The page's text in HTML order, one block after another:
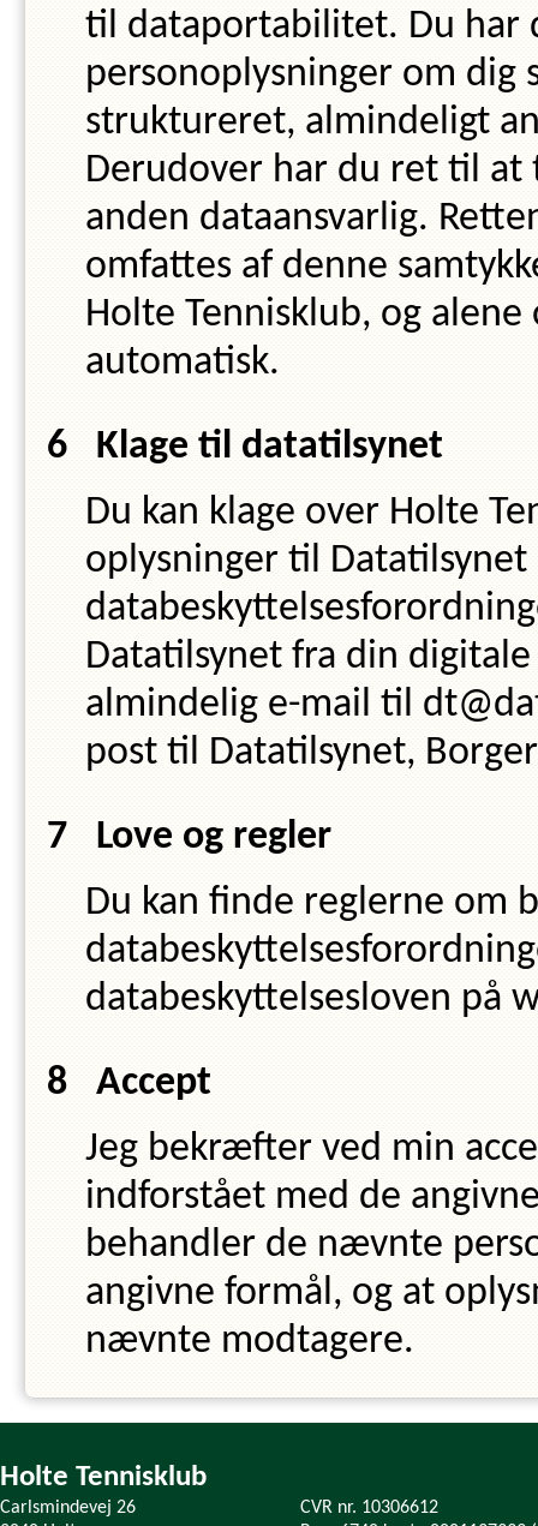
til dataportabilitet. Du har
personoplysninger om dig
struktureret, almindeligt
Derudover har du ret til
anden dataansvarlig.
omfattes af denne
Holte Tennisklub, og alene
automatisk.
Klage til datatilsynet
Du kan klage over Holte
oplysninger til
Datatilsynet fra din
almindelig e-mail til
post til Datatilsynet,
Love og regler
Du kan finde reglerne om
databeskyttelsesloven på
Accept
Jeg bekræfter ved min
indforstået med de
behandler de nævnte
angivne formål, og at
nævnte modtagere.
Holte Tennisklub
Carlsmindevej 26
CVR nr. 10306612